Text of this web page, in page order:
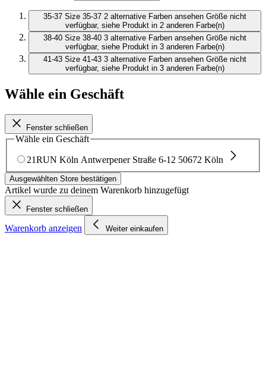
35-37 Size 35-37 2 alternative Farben ansehen Größe nicht
verfügbar, siehe Produkt in 2 anderen Farbe(n)
38-40 Size 38-40 3 alternative Farben ansehen Größe nicht
verfügbar, siehe Produkt in 3 anderen Farbe(n)
41-43 Size 41-43 3 alternative Farben ansehen Größe nicht
verfügbar, siehe Produkt in 3 anderen Farbe(n)
Wähle ein Geschäft
Fenster schließen
Wähle ein Geschäft
21RUN Köln Antwerpener Straße 6-12 50672 Köln
Ausgewählten Store bestätigen
Artikel wurde zu deinem Warenkorb hinzugefügt
Fenster schließen
Warenkorb anzeigen Weiter einkaufen